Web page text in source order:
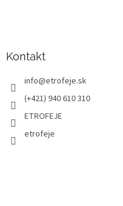
Kontakt
info@etrofeje.sk
(+421) 940 610 310
ETROFEJE
etrofeje